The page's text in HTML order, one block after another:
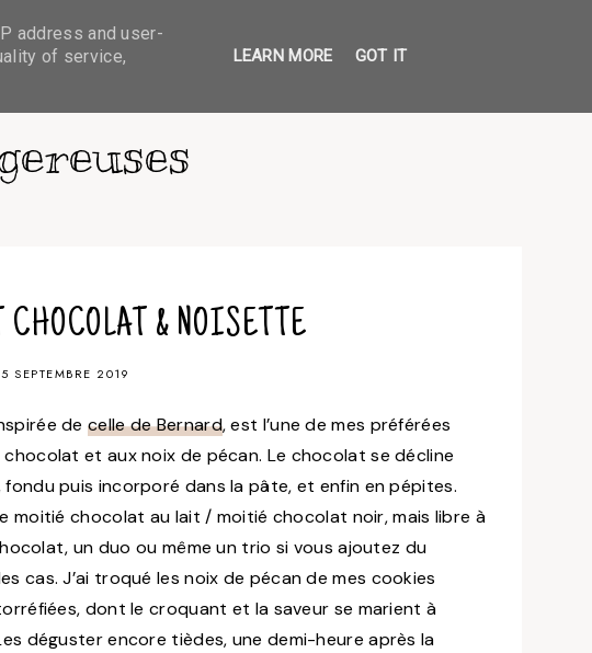
CHOCOLAT & NOISETTE
SEPTEMBRE 2019
decelle de Bernard, est l’une de mes préférées
et aux noix de pécan. Le chocolat se décline
puis incorporé dans la pâte, et enfin en pépites.
moitié chocolat au lait / moitié chocolat noir, mais libre à
un duo ou même un trio si vous ajoutez du
cas. J’ai troqué les noix de pécan de mes cookies
dont le croquant et la saveur se marient à
déguster encore tièdes, une demi-heure après la
address and user-
of service,
LEARN MORE GOT IT